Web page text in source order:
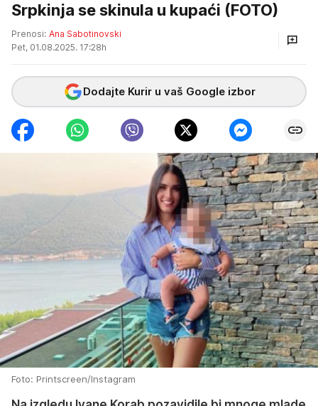
Srpkinja se skinula u kupaći (FOTO)
Prenosi: Ana Sabotinovski
Pet, 01.08.2025. 17:28h
Dodajte Kurir u vaš Google izbor
Foto: Printscreen/Instagram